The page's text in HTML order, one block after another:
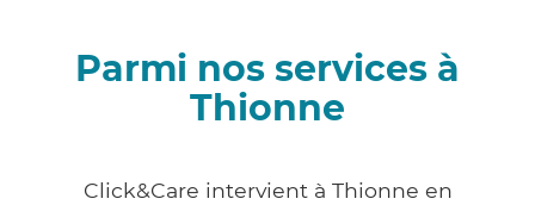
Parmi nos services à
Thionne
Click&Care intervient à Thionne en